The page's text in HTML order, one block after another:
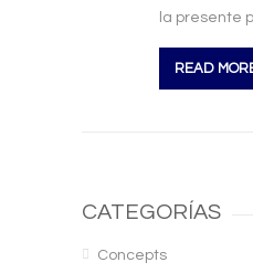
la presente
READ
CATEGORÍAS
Concepts